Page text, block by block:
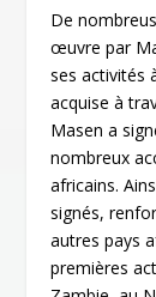
De
œuvre par
ses activités
acquise à
Masen a
nombreux
africains.
signés,
autres pays
premières